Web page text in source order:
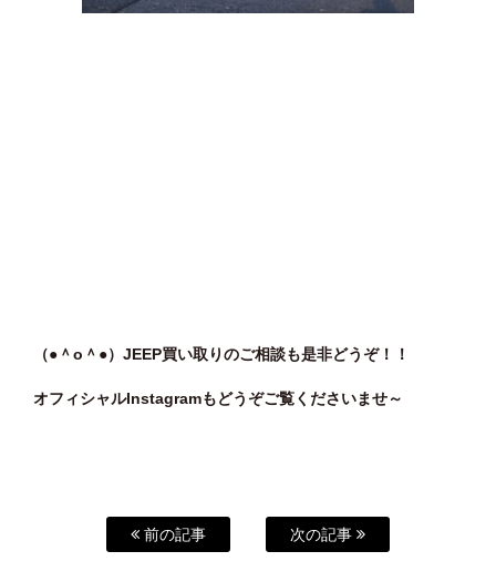
（●＾o＾●）JEEP買い取りのご相談も是非どうぞ！！
オフィシャルInstagramもどうぞご覧くださいませ～
前の記事 次の記事